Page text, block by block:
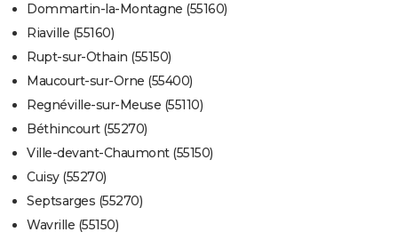
Dommartin-la-Montagne (55160)
Riaville (55160)
Rupt-sur-Othain (55150)
Maucourt-sur-Orne (55400)
Regnéville-sur-Meuse (55110)
Béthincourt (55270)
Ville-devant-Chaumont (55150)
Cuisy (55270)
Septsarges (55270)
Wavrille (55150)